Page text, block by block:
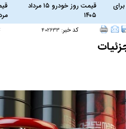
قیمت روز خودرو ۱۵ مرداد
۱۴۰۵
کد خبر: ۴۰۲۶۳۳
صدا و سیما علیه
نفت وزیر است و
حساب آنها
رصد شوند